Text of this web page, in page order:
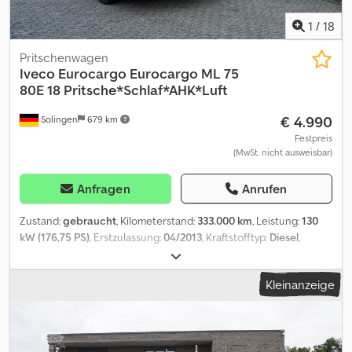
Individuelle Finanzierungsmöglichkeiten über unsere
Partnerbank vorhanden. - Lieferung: Bundesweite Anlieferung
gegen Aufpreis möglich. Irrtum und Zwischenverkauf vorbehalten
Dkedpfx Afsznqxdezer
1 / 18
Solingen 679 km
Pritschenwagen
Iveco Eurocargo Eurocargo ML 75
80E 18 Pritsche*Schlaf*AHK*Luft
€ 4.990
Festpreis
(MwSt. nicht ausweisbar)
Anfragen Anrufen
Zustand:gebraucht, Kilometerstand: 333.000 km, Leistung:130
kW (176,75 PS), Erstzulassung:04/2013, Kraftstofftyp: Diesel,
, maximales Ladegewicht:
Gesamtgewicht:7.490 kg, Radstand:5.200 mm, Farbe:Beige,
, Laderaumhöhe:500 mm, Höchstgeschwindigkeit:90 km/h
Kleinanzeige